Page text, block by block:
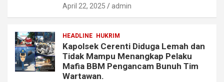
April 22, 2025 admin
HEADLINE HUKRIM
Kapolsek Cerenti Diduga Lemah dan
Tidak Mampu Menangkap Pelaku
Mafia BBM Pengancam Bunuh Tim
Wartawan.